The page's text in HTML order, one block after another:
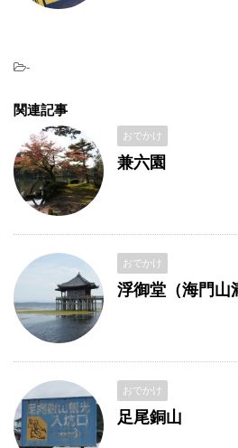
-
関連記事
おでかけ
兼六園
おでかけ
浮御堂（海門山
おでかけ
足尾銅山